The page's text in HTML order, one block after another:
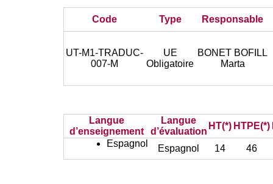
Code Type Responsable
UT-M1-TRADUC-
007-M
UE
Obligatoire
BONET BOFILL
Marta
Langue
d’enseignement
Langue
d’évaluation
HT(*) HTPE(*)
Espagnol
Espagnol 14 46